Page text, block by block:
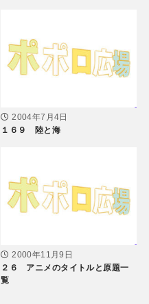
2004年7月4日
１６９ 陸と海
2000年11月9日
２６ アニメのタイトルと原題一
覧